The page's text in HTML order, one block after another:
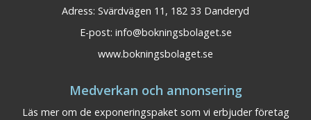
Adress: Svärdvägen 11, 182 33 Danderyd
E-post: info@bokningsbolaget.se
www.bokningsbolaget.se
Medverkan och annonsering
Läs mer om de exponeringspaket som vi erbjuder företag